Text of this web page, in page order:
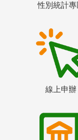
性別統計專
線上申辦